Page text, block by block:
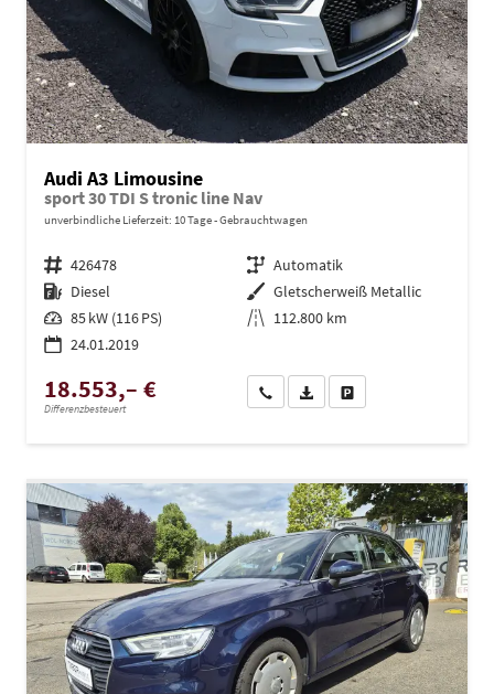
Audi A3 Limousine
sport 30 TDI S tronic line Nav
unverbindliche Lieferzeit: 10 Tage Gebrauchtwagen
Fahrzeugnr. 426478 Getriebe Automatik
Kraftstoff Diesel Außenfarbe Gletscherweiß Metallic
Leistung 85 kW (116 PS) Kilometerstand 112.800 km
24.01.2019
18.553,– €
Differenzbesteuert
Wir rufen Sie anPDF-Datei, Fahrzeugexposé